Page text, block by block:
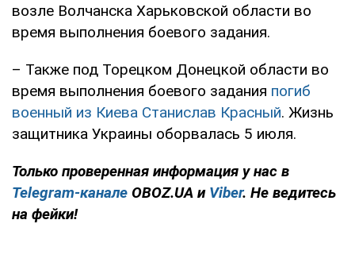
возле Волчанска Харьковской области во
время выполнения боевого задания.
– Также под Торецком Донецкой области во
время выполнения боевого задания погиб
военный из Киева Станислав Красный. Жизнь
защитника Украины оборвалась 5 июля.
Только проверенная информация у нас в
Telegram-канале OBOZ.UA и Viber. Не ведитесь
на фейки!